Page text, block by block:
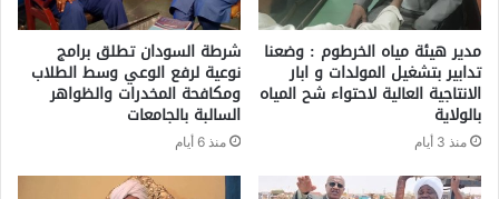
مدير هيئة مياه الخرطوم : وضعنا
تدابير بتشغيل المولدات و ابار
الانتاجية العالية لاحتواء شح المياه
بالولاية
منذ 3 أيام
شرطة السودان تطلق برامج
نوعية لرفع الوعي وسط الطلاب
ومكافحة المخدرات والظواهر
السالبة بالجامعات
منذ 6 أيام